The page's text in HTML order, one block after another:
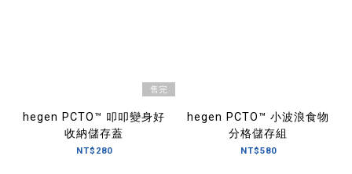
售完
hegen PCTO™ 叩叩變身好
收納儲存蓋
NT$280
hegen PCTO™ 小波浪食物
分格儲存組
NT$580